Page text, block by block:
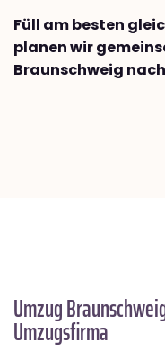
Füll am besten
planen wir
Braunschweig
Umzug
Umzugsfirma